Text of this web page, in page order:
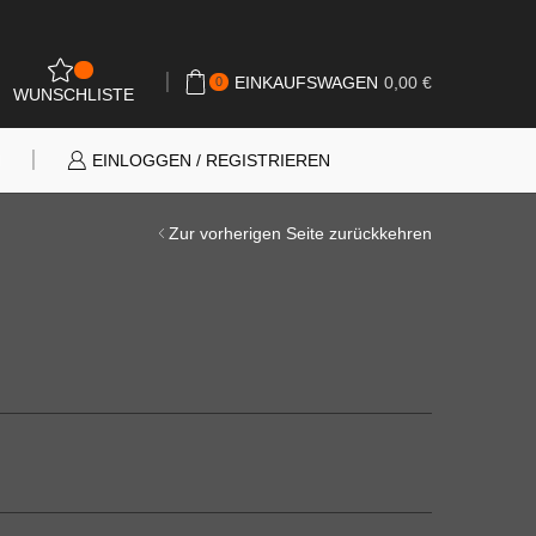
WUNSCHLISTE
0 EINKAUFSWAGEN 0,00 €
EINLOGGEN / REGISTRIEREN
Zur vorherigen Seite zurückkehren